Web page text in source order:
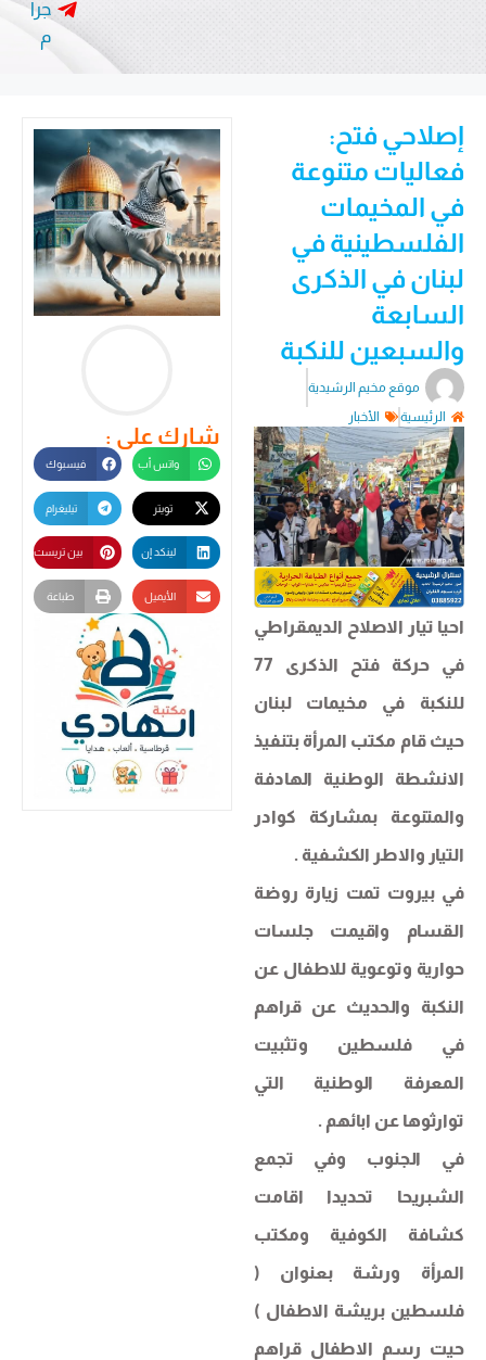
جرا
م
إصلاحي فتح:
فعاليات متنوعة
في المخيمات
الفلسطينية في
لبنان في الذكرى
السابعة
والسبعين للنكبة
موقع مخيم الرشيدية
الرئيسية
الأخبار
احيا تيار الاصلاح الديمقراطي
في حركة فتح الذكرى 77
للنكبة في مخيمات لبنان
حيث قام مكتب المرأة بتنفيذ
الانشطة الوطنية الهادفة
والمتنوعة بمشاركة كوادر
التيار والاطر الكشفية .
في بيروت تمت زيارة روضة
القسام واقيمت جلسات
حوارية وتوعوية للاطفال عن
النكبة والحديث عن قراهم
في فلسطين وتثبيت
المعرفة الوطنية التي
توارثوها عن ابائهم .
في الجنوب وفي تجمع
الشبريحا تحديدا اقامت
كشافة الكوفية ومكتب
المرأة ورشة بعنوان (
فلسطين بريشة الاطفال )
حيت رسم الاطفال قراهم
شارك على :
واتس أب فيسبوك
تيليغرام
لينكد إن بين تريست
الأيميل طباعة